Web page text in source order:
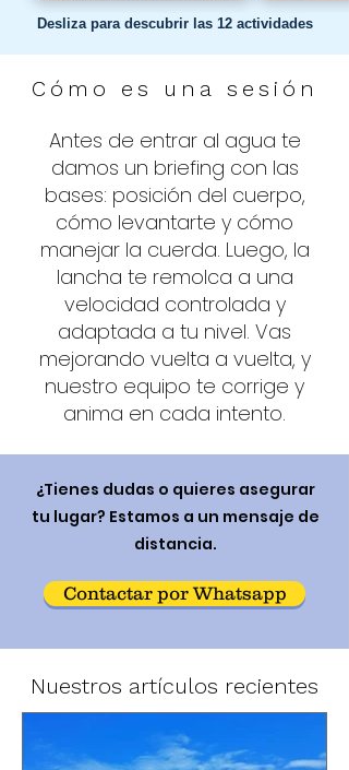
Desliza para descubrir las 12 actividades
Cómo es una sesión
Antes de entrar al agua te
damos un briefing con las
bases: posición del cuerpo,
cómo levantarte y cómo
manejar la cuerda. Luego, la
lancha te remolca a una
velocidad controlada y
adaptada a tu nivel. Vas
mejorando vuelta a vuelta, y
nuestro equipo te corrige y
anima en cada intento.
¿Tienes dudas o quieres asegurar
tu lugar? Estamos a un mensaje de
distancia.
Contactar por Whatsapp
Nuestros artículos recientes